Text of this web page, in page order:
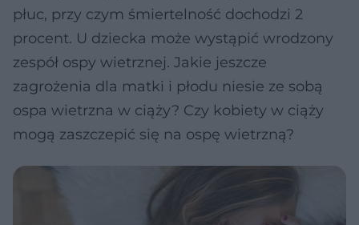
płuc, przy czym śmiertelność dochodzi 2
procent. U dziecka może wystąpić wrodzony
zespół ospy wietrznej. Jakie jeszcze
zagrożenia dla matki i płodu niesie ze sobą
ospa wietrzna w ciąży? Czy kobiety w ciąży
mogą zaszczepić się na ospę wietrzną?